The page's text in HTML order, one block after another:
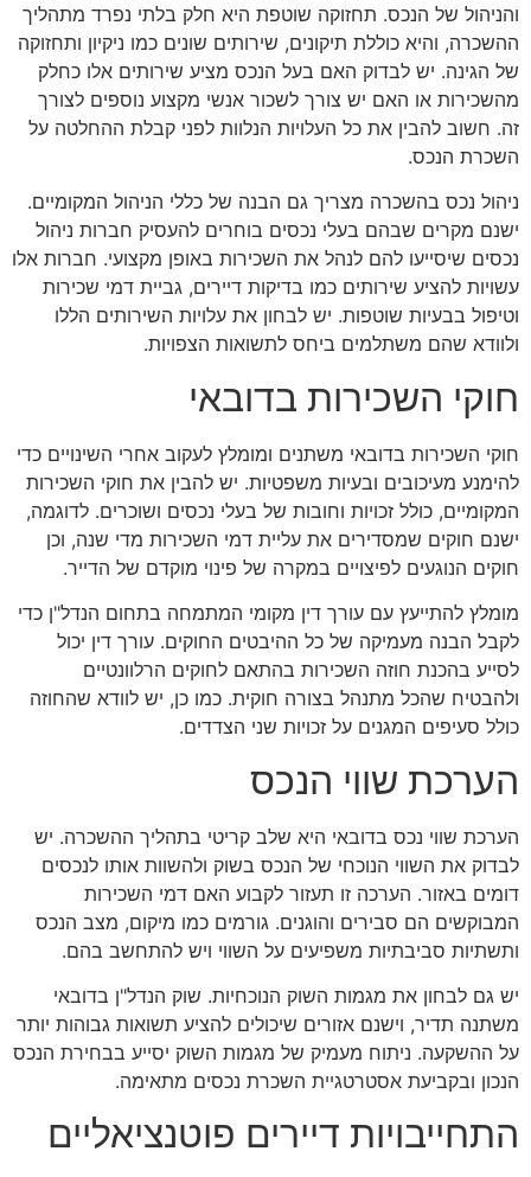
והניהול של הנכס. תחזוקה שוטפת היא חלק בלתי נפרד מתהליך
ההשכרה, והיא כוללת תיקונים, שירותים שונים כמו ניקיון ותחזוקה
של הגינה. יש לבדוק האם בעל הנכס מציע שירותים אלו כחלק
מהשכירות או האם יש צורך לשכור אנשי מקצוע נוספים לצורך
זה. חשוב להבין את כל העלויות הנלוות לפני קבלת ההחלטה על
השכרת הנכס.
ניהול נכס בהשכרה מצריך גם הבנה של כללי הניהול המקומיים.
ישנם מקרים שבהם בעלי נכסים בוחרים להעסיק חברות ניהול
נכסים שיסייעו להם לנהל את השכירות באופן מקצועי. חברות אלו
עשויות להציע שירותים כמו בדיקות דיירים, גביית דמי שכירות
וטיפול בבעיות שוטפות. יש לבחון את עלויות השירותים הללו
ולוודא שהם משתלמים ביחס לתשואות הצפויות.
חוקי השכירות בדובאי
חוקי השכירות בדובאי משתנים ומומלץ לעקוב אחרי השינויים כדי
להימנע מעיכובים ובעיות משפטיות. יש להבין את חוקי השכירות
המקומיים, כולל זכויות וחובות של בעלי נכסים ושוכרים. לדוגמה,
ישנם חוקים שמסדירים את עליית דמי השכירות מדי שנה, וכן
חוקים הנוגעים לפיצויים במקרה של פינוי מוקדם של הדייר.
מומלץ להתייעץ עם עורך דין מקומי המתמחה בתחום הנדל"ן כדי
לקבל הבנה מעמיקה של כל ההיבטים החוקים. עורך דין יכול
לסייע בהכנת חוזה השכירות בהתאם לחוקים הרלוונטיים
ולהבטיח שהכל מתנהל בצורה חוקית. כמו כן, יש לוודא שהחוזה
כולל סעיפים המגנים על זכויות שני הצדדים.
הערכת שווי הנכס
הערכת שווי נכס בדובאי היא שלב קריטי בתהליך ההשכרה. יש
לבדוק את השווי הנוכחי של הנכס בשוק ולהשוות אותו לנכסים
דומים באזור. הערכה זו תעזור לקבוע האם דמי השכירות
המבוקשים הם סבירים והוגנים. גורמים כמו מיקום, מצב הנכס
ותשתיות סביבתיות משפיעים על השווי ויש להתחשב בהם.
יש גם לבחון את מגמות השוק הנוכחיות. שוק הנדל"ן בדובאי
משתנה תדיר, וישנם אזורים שיכולים להציע תשואות גבוהות יותר
על ההשקעה. ניתוח מעמיק של מגמות השוק יסייע בבחירת הנכס
הנכון ובקביעת אסטרטגיית השכרת נכסים מתאימה.
התחייבויות דיירים פוטנציאליים